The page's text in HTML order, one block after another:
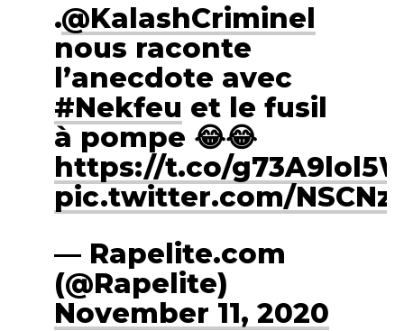
.@KalashCriminel
nous raconte
l’anecdote avec
#Nekfeu et le fusil
à pompe 😂😂
https://t.co/
pic.twitter.com/
— Rapelite.com
(@Rapelite)
November 11, 2020